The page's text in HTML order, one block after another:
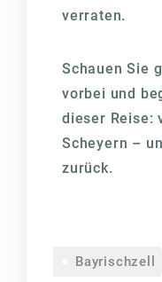
verraten.
Schauen Sie
vorbei und
dieser Reise:
Scheyern –
zurück.
Bayrischzell